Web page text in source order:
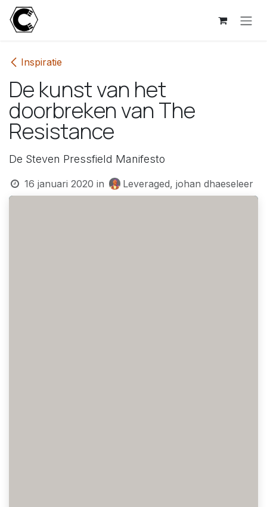
Overslaan naar inhoud
Inspiratie
De kunst van het
doorbreken van The
Resistance
De Steven Pressfield Manifesto
16 januari 2020 in Leveraged, johan dhaeseleer